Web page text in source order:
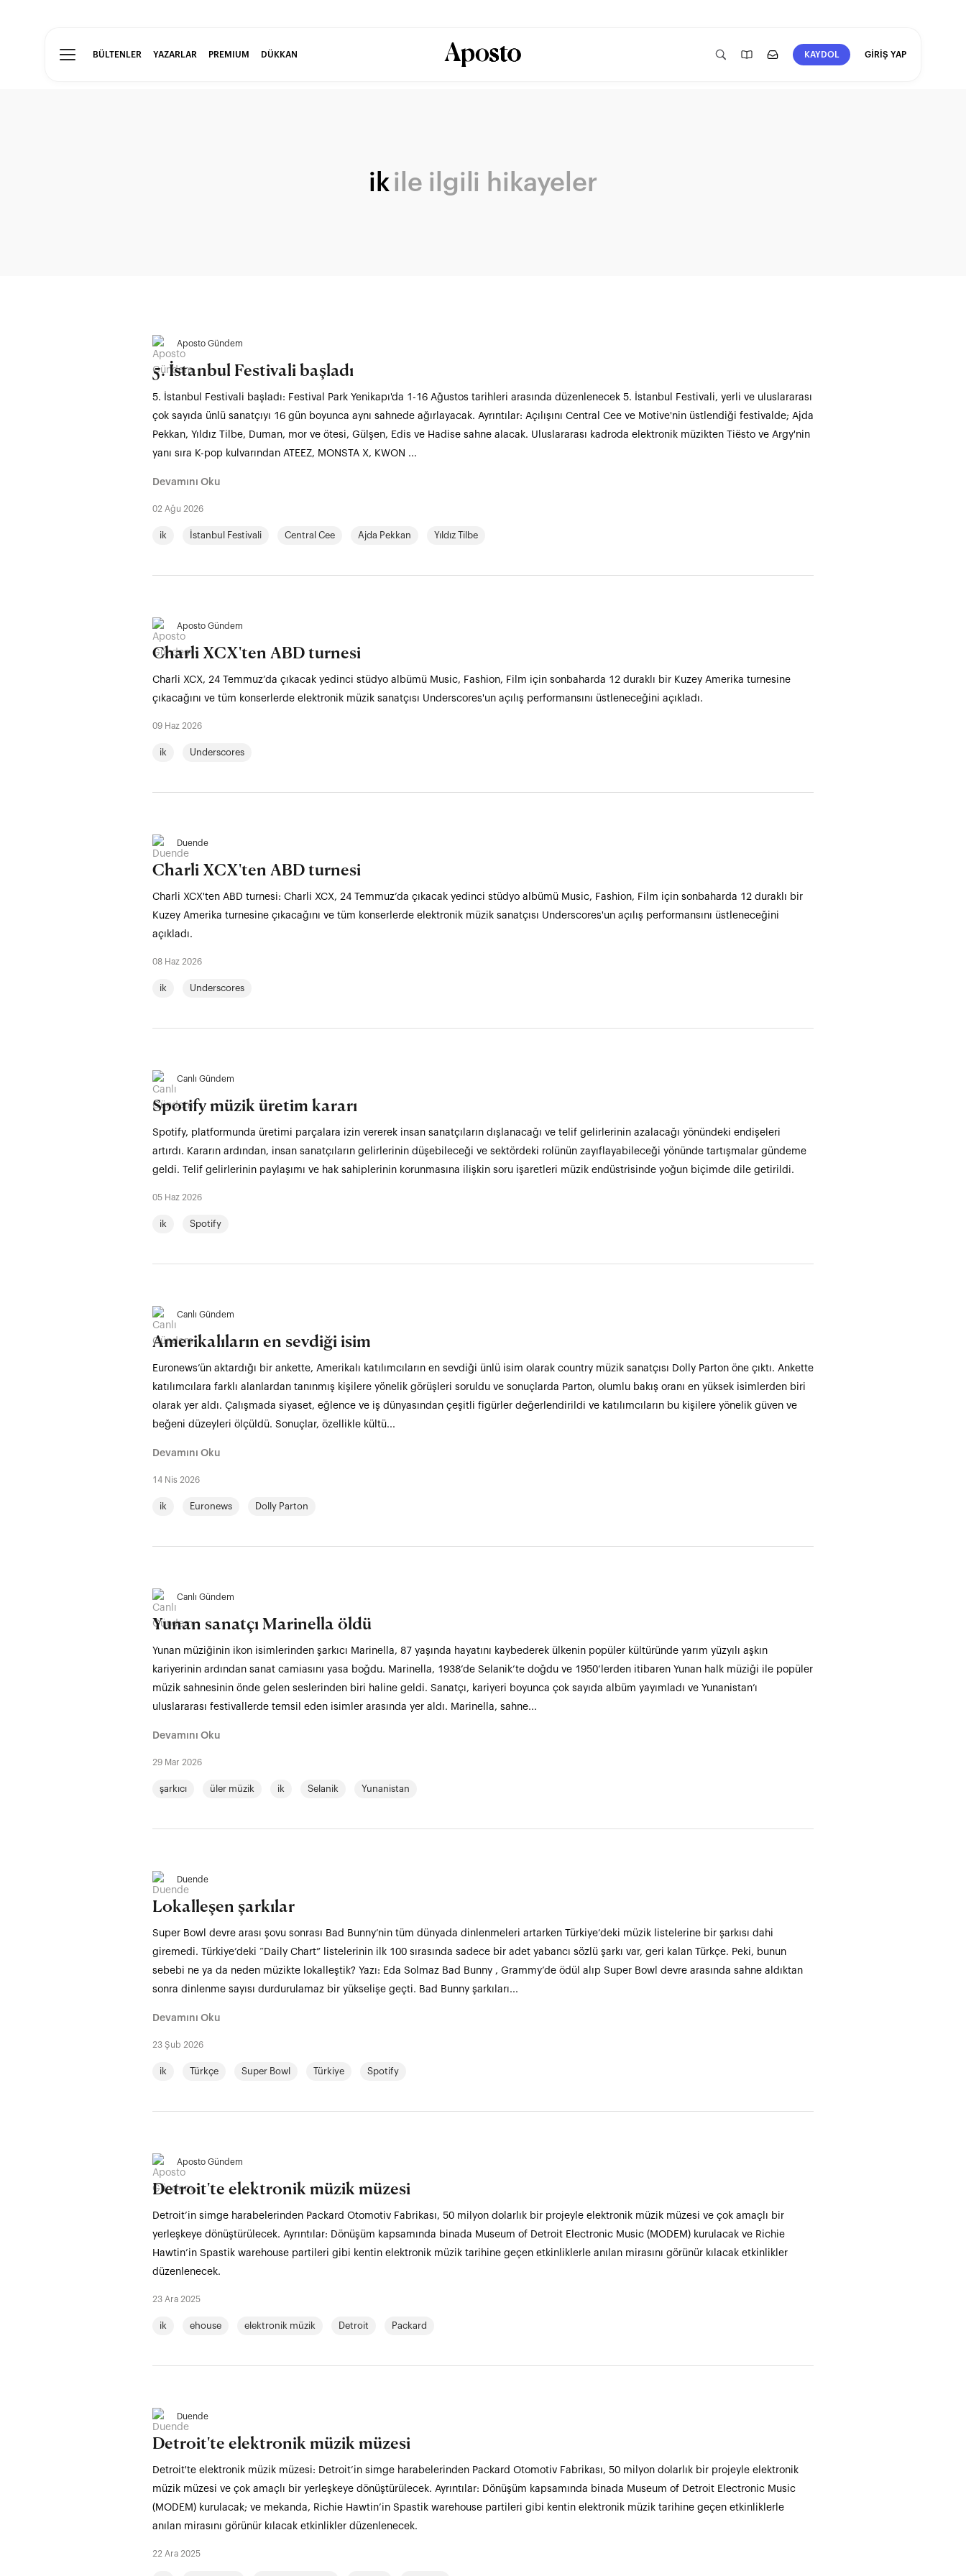
BÜLTENLER YAZARLAR PREMIUM DÜKKAN KAYDOL GİRİŞ YAP
ikile ilgili hikayeler
Aposto Gündem
5. İstanbul Festivali başladı
5. İstanbul Festivali başladı: Festival Park Yenikapı'da 1-16 Ağustos tarihleri arasında düzenlenecek 5. İstanbul Festivali, yerli ve uluslararası
çok sayıda ünlü sanatçıyı 16 gün boyunca aynı sahnede ağırlayacak. Ayrıntılar: Açılışını Central Cee ve Motive'nin üstlendiği festivalde; Ajda
Pekkan, Yıldız Tilbe, Duman, mor ve ötesi, Gülşen, Edis ve Hadise sahne alacak. Uluslararası kadroda elektronik müzikten Tiësto ve Argy'nin
yanı sıra K-pop kulvarından ATEEZ, MONSTA X, KWON ...
Devamını Oku
02 Ağu 2026
ik İstanbul Festivali Central Cee Ajda Pekkan Yıldız Tilbe
Aposto Gündem
Charli XCX'ten ABD turnesi
Charli XCX, 24 Temmuz’da çıkacak yedinci stüdyo albümü Music, Fashion, Film için sonbaharda 12 duraklı bir Kuzey Amerika turnesine
çıkacağını ve tüm konserlerde elektronik müzik sanatçısı Underscores'un açılış performansını üstleneceğini açıkladı.
09 Haz 2026
ik Underscores
Duende
Charli XCX'ten ABD turnesi
Charli XCX'ten ABD turnesi: Charli XCX, 24 Temmuz’da çıkacak yedinci stüdyo albümü Music, Fashion, Film için sonbaharda 12 duraklı bir
Kuzey Amerika turnesine çıkacağını ve tüm konserlerde elektronik müzik sanatçısı Underscores'un açılış performansını üstleneceğini
açıkladı.
08 Haz 2026
ik Underscores
Canlı Gündem
Spotify müzik üretim kararı
Spotify, platformunda üretimi parçalara izin vererek insan sanatçıların dışlanacağı ve telif gelirlerinin azalacağı yönündeki endişeleri
artırdı. Kararın ardından, insan sanatçıların gelirlerinin düşebileceği ve sektördeki rolünün zayıflayabileceği yönünde tartışmalar gündeme
geldi. Telif gelirlerinin paylaşımı ve hak sahiplerinin korunmasına ilişkin soru işaretleri müzik endüstrisinde yoğun biçimde dile getirildi.
05 Haz 2026
ik Spotify
Canlı Gündem
Amerikalıların en sevdiği isim
Euronews’ün aktardığı bir ankette, Amerikalı katılımcıların en sevdiği ünlü isim olarak country müzik sanatçısı Dolly Parton öne çıktı. Ankette
katılımcılara farklı alanlardan tanınmış kişilere yönelik görüşleri soruldu ve sonuçlarda Parton, olumlu bakış oranı en yüksek isimlerden biri
olarak yer aldı. Çalışmada siyaset, eğlence ve iş dünyasından çeşitli figürler değerlendirildi ve katılımcıların bu kişilere yönelik güven ve
beğeni düzeyleri ölçüldü. Sonuçlar, özellikle kültü...
Devamını Oku
14 Nis 2026
ik Euronews Dolly Parton
Canlı Gündem
Yunan sanatçı Marinella öldü
Yunan müziğinin ikon isimlerinden şarkıcı Marinella, 87 yaşında hayatını kaybederek ülkenin popüler kültüründe yarım yüzyılı aşkın
kariyerinin ardından sanat camiasını yasa boğdu. Marinella, 1938’de Selanik’te doğdu ve 1950’lerden itibaren Yunan halk müziği ile popüler
müzik sahnesinin önde gelen seslerinden biri haline geldi. Sanatçı, kariyeri boyunca çok sayıda albüm yayımladı ve Yunanistan’ı
uluslararası festivallerde temsil eden isimler arasında yer aldı. Marinella, sahne...
Devamını Oku
29 Mar 2026
şarkıcı üler müzik ik Selanik Yunanistan
Duende
Lokalleşen şarkılar
Super Bowl devre arası şovu sonrası Bad Bunny’nin tüm dünyada dinlenmeleri artarken Türkiye’deki müzik listelerine bir şarkısı dahi
giremedi. Türkiye’deki “Daily Chart” listelerinin ilk 100 sırasında sadece bir adet yabancı sözlü şarkı var, geri kalan Türkçe. Peki, bunun
sebebi ne ya da neden müzikte lokalleştik? Yazı: Eda Solmaz Bad Bunny , Grammy’de ödül alıp Super Bowl devre arasında sahne aldıktan
sonra dinlenme sayısı durdurulamaz bir yükselişe geçti. Bad Bunny şarkıları...
Devamını Oku
23 Şub 2026
ik Türkçe Super Bowl Türkiye Spotify
Aposto Gündem
Detroit'te elektronik müzik müzesi
Detroit’in simge harabelerinden Packard Otomotiv Fabrikası, 50 milyon dolarlık bir projeyle elektronik müzik müzesi ve çok amaçlı bir
yerleşkeye dönüştürülecek. Ayrıntılar: Dönüşüm kapsamında binada Museum of Detroit Electronic Music (MODEM) kurulacak ve Richie
Hawtin’in Spastik warehouse partileri gibi kentin elektronik müzik tarihine geçen etkinliklerle anılan mirasını görünür kılacak etkinlikler
düzenlenecek.
23 Ara 2025
ik ehouse elektronik müzik Detroit Packard
Duende
Detroit'te elektronik müzik müzesi
Detroit'te elektronik müzik müzesi: Detroit’in simge harabelerinden Packard Otomotiv Fabrikası, 50 milyon dolarlık bir projeyle elektronik
müzik müzesi ve çok amaçlı bir yerleşkeye dönüştürülecek. Ayrıntılar: Dönüşüm kapsamında binada Museum of Detroit Electronic Music
(MODEM) kurulacak; ve mekanda, Richie Hawtin’in Spastik warehouse partileri gibi kentin elektronik müzik tarihine geçen etkinliklerle
anılan mirasını görünür kılacak etkinlikler düzenlenecek.
22 Ara 2025